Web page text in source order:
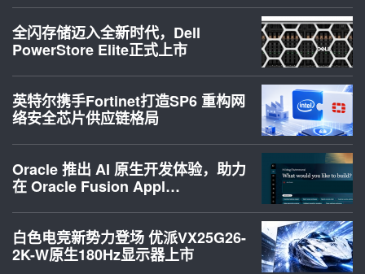
全闪存储迈入全新时代，Dell
PowerStore Elite正式上市
英特尔携手Fortinet打造SP6 重构网
络安全芯片供应链格局
Oracle 推出 AI 原生开发体验，助力
在 Oracle Fusion Appl…
白色电竞新势力登场 优派VX25G26-
2K-W原生180Hz显示器上市